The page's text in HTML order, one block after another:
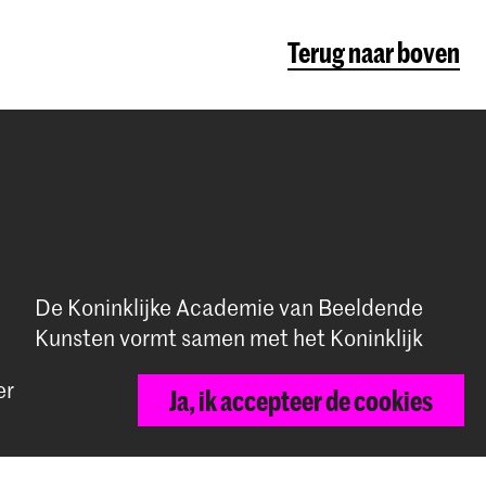
Terug naar boven
De Koninklijke Academie van Beeldende
Kunsten vormt samen met het Koninklijk
Conservatorium de Hogeschool der
Kunsten Den HaagJa, ik accepteer de cookies